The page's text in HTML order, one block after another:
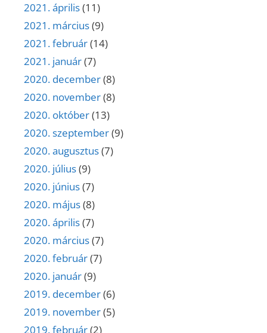
2021. április(11)
2021. március(9)
2021. február(14)
2021. január(7)
2020. december(8)
2020. november(8)
2020. október(13)
2020. szeptember(9)
2020. augusztus(7)
2020. július(9)
2020. június(7)
2020. május(8)
2020. április(7)
2020. március(7)
2020. február(7)
2020. január(9)
2019. december(6)
2019. november(5)
2019. február(2)